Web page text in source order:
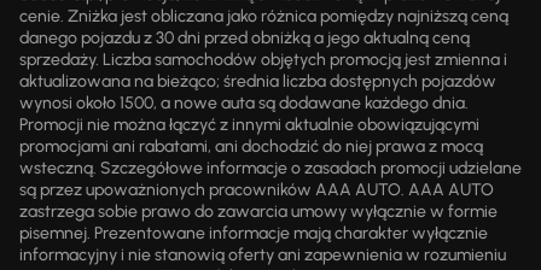
cenie. Zniżka jest obliczana jako różnica pomiędzy najniższą ceną
danego pojazdu z 30 dni przed obniżką a jego aktualną ceną
sprzedaży. Liczba samochodów objętych promocją jest zmienna i
aktualizowana na bieżąco; średnia liczba dostępnych pojazdów
wynosi około 1500, a nowe auta są dodawane każdego dnia.
Promocji nie można łączyć z innymi aktualnie obowiązującymi
promocjami ani rabatami, ani dochodzić do niej prawa z mocą
wsteczną. Szczegółowe informacje o zasadach promocji udzielane
są przez upoważnionych pracowników AAA AUTO. AAA AUTO
zastrzega sobie prawo do zawarcia umowy wyłącznie w formie
pisemnej. Prezentowane informacje mają charakter wyłącznie
informacyjny i nie stanowią oferty ani zapewnienia w rozumieniu